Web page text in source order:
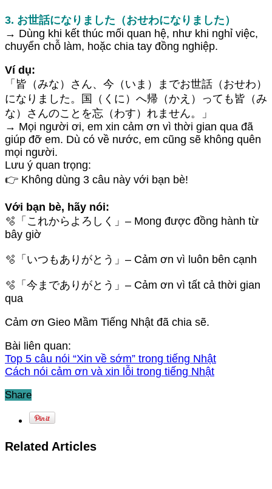
3. お世話になりました（おせわになりました）
→ Dùng khi kết thúc mối quan hệ, như khi nghỉ việc,
chuyển chỗ làm, hoặc chia tay đồng nghiệp.
Ví dụ:
「皆（みな）さん、今（いま）までお世話（おせわ）
になりました。国（くに）へ帰（かえ）っても皆（み
な）さんのことを忘（わす）れません。」
→ Mọi người ơi, em xin cảm ơn vì thời gian qua đã
giúp đỡ em. Dù có về nước, em cũng sẽ không quên
mọi người.
Lưu ý quan trọng:
👉 Không dùng 3 câu này với bạn bè!
Với bạn bè, hãy nói:
🫧「これからよろしく」– Mong được đồng hành từ
bây giờ
🫧「いつもありがとう」– Cảm ơn vì luôn bên cạnh
🫧「今までありがとう」– Cảm ơn vì tất cả thời gian
qua
Cảm ơn Gieo Mầm Tiếng Nhật đã chia sẽ.
Bài liên quan:
Top 5 câu nói “Xin về sớm” trong tiếng Nhật
Cách nói cảm ơn và xin lỗi trong tiếng Nhật
Share
Related Articles